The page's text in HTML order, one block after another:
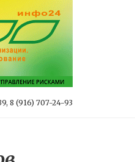
8 (916) 707-24-93